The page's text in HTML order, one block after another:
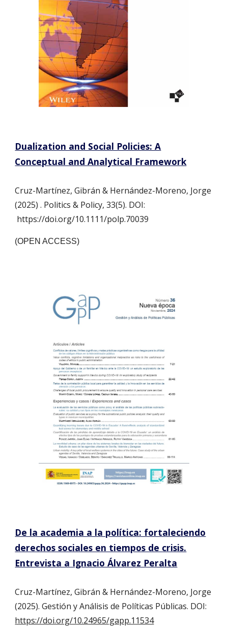
Dualization and Social Policies: A
Conceptual and Analytical Framework
Cruz-Martínez, Gibrán & Hernández-Moreno, Jorge
(2025) . Politics & Policy, 33(5). DOI:
https://doi.org/10.1111/polp.70039
(OPEN ACCESS)
De la academia a la política: fortaleciendo
derechos sociales en tiempos de crisis.
Entrevista a Ignacio Álvarez Peralta
Cruz-Martínez, Gibrán & Hernández-Moreno, Jorge
(2025). Gestión y Análisis de Políticas Públicas. DOI:
https://doi.org/10.24965/gapp.11534